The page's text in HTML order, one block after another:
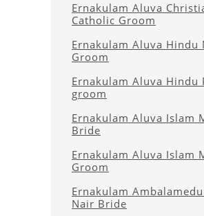
Ernakulam Aluva
Catholic Groom
Ernakulam Aluva Hindu
Groom
Ernakulam Aluva Hindu
groom
Ernakulam Aluva Islam
Bride
Ernakulam Aluva Islam
Groom
Ernakulam
Nair Bride